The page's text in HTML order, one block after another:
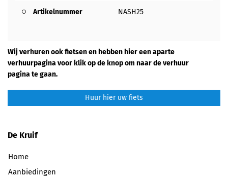
Artikelnummer NASH25
Wij verhuren ook fietsen en hebben hier een aparte
verhuurpagina voor klik op de knop om naar de verhuur
pagina te gaan.
Huur hier uw fiets
De Kruif
Home
Aanbiedingen